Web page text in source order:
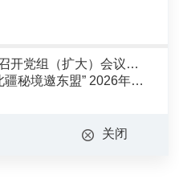
兴安盟自然资源局召开党组（扩大）会议安排部署树立和践行正确政绩观学习教育工作
“岭上兴安连港韵 北疆秘境邀东盟” 2026年阿尔山市跨境旅游推介会（东南亚专场）成功举办
关闭